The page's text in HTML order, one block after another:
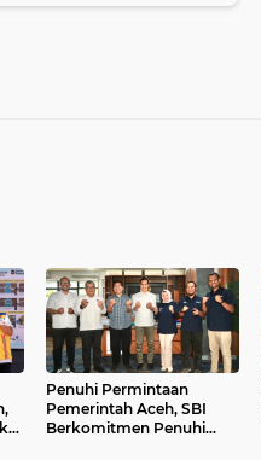
Penuhi Permintaan
Pemerintah Aceh, SBI
Berkomitmen Penuhi